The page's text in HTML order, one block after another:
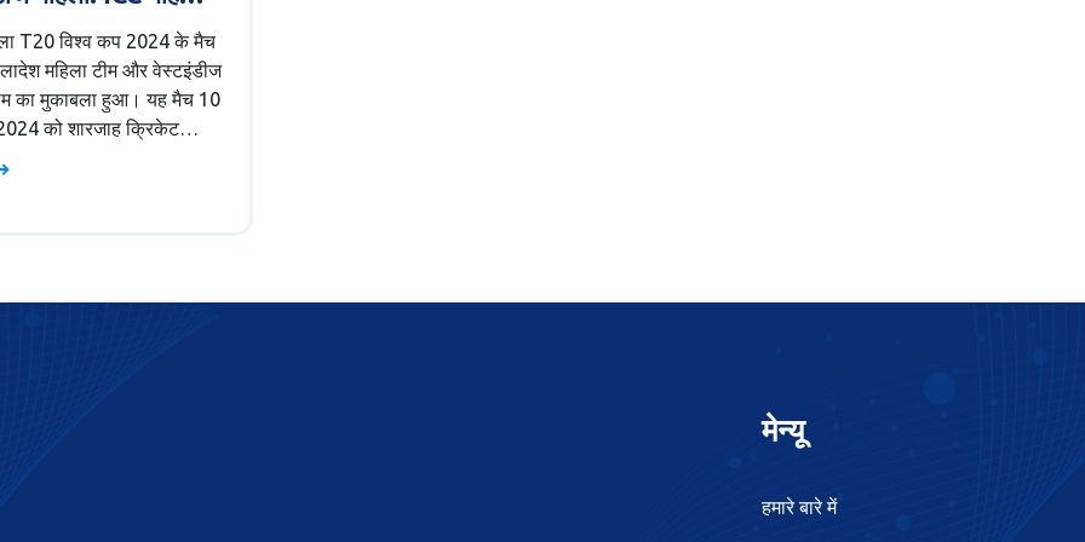
कप 2024 के मैच
कवरेज
T20 विश्व कप 2024 के मैच
महिला टीम और वेस्टइंडीज
का मुकाबला हुआ। यह मैच 10
को शारजाह क्रिकेट
में खेला गया। वेस्टइंडीज महिला
महिला टीम को 8 विकेट
मेन्यू
हमारे बारे में